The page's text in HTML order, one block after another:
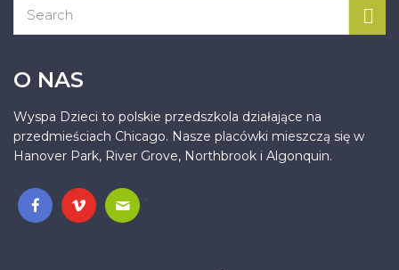
O NAS
Wyspa Dzieci to polskie przedszkola działające na
przedmieściach Chicago. Nasze placówki mieszczą się w
Hanover Park, River Grove, Northbrook i Algonquin.
.